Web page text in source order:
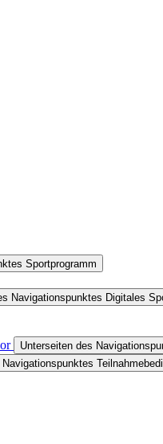
Sportprogramm
Navigationspunktes Digitales
Unterseiten des